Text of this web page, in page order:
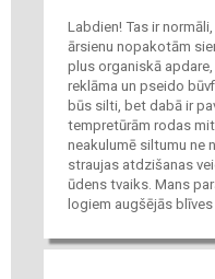
Labdien! Tas ir
ārsienu nopakotām
plus organiskā
reklāma un pseido
būs silti, bet dabā ir
tempretūrām rodas
neakulumē siltumu ne
straujas atdzišanas
ūdens tvaiks. Mans
logiem augšējās blīves